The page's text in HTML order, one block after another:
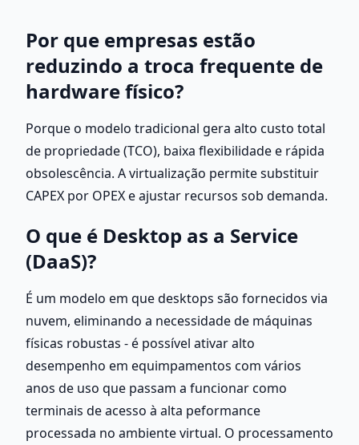
Por que empresas estão
reduzindo a troca frequente de
hardware físico?
Porque o modelo tradicional gera alto custo total
de propriedade (TCO), baixa flexibilidade e rápida
obsolescência. A virtualização permite substituir
CAPEX por OPEX e ajustar recursos sob demanda.
O que é Desktop as a Service
(DaaS)?
É um modelo em que desktops são fornecidos via
nuvem, eliminando a necessidade de máquinas
físicas robustas - é possível ativar alto
desempenho em equimpamentos com vários
anos de uso que passam a funcionar como
terminais de acesso à alta peformance
processada no ambiente virtual. O processamento